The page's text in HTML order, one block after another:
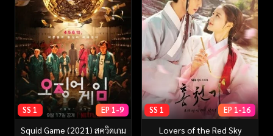
SS 1 EP 1-9
Squid Game (2021) สควิดเกม
SS 1 EP 1-16
Lovers of the Red Sky